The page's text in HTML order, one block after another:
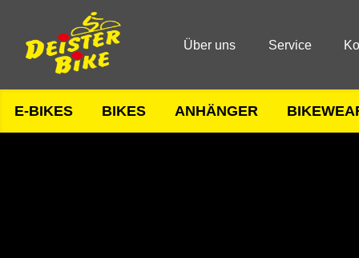
Über uns Service
E-BIKES BIKES ANHÄNGER